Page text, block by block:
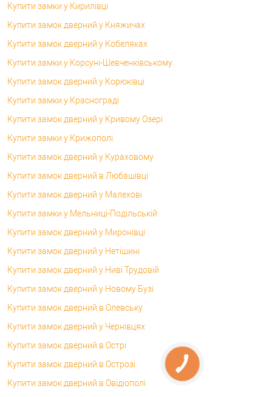
Купити замки у Кирилівці
Купити замок дверний у Княжичах
Купити замок дверний у Кобеляках
Купити замки у Корсунi-Шевченківському
Купити замок дверний у Корюківці
Купити замки у Краснограді
Купити замок дверний у Кривому Озері
Купити замки у Крижополі
Купити замок дверний у Кураховому
Купити замок дверний в Любашівці
Купити замок дверний у Малехові
Купити замки у Мельниці-Подільській
Купити замок дверний у Миронівці
Купити замок дверний у Нетішині
Купити замок дверний у Ниві Трудовій
Купити замок дверний у Новому Бузі
Купити замок дверний в Олевську
Купити замок дверний у Чернівцях
Купити замок дверний в Острі
Купити замок дверний в Острозі
Купити замок дверний в Овідіополі